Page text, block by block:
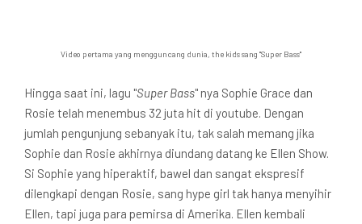
Video pertama yang mengguncang dunia, the kids sang "Super Bass"
Hingga saat ini, lagu "Super Bass" nya Sophie Grace dan
Rosie telah menembus 32 juta hit di youtube. Dengan
jumlah pengunjung sebanyak itu, tak salah memang jika
Sophie dan Rosie akhirnya diundang datang ke Ellen Show.
Si Sophie yang hiperaktif, bawel dan sangat ekspresif
dilengkapi dengan Rosie, sang hype girl tak hanya menyihir
Ellen, tapi juga para pemirsa di Amerika. Ellen kembali